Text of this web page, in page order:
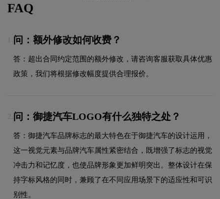
FAQ
问：额外修改如何收费？
答：超出合同约定范围的额外修改，请咨询客服获取具体优惠
政策，我们将根据修改幅度提供合理报价。
2. 问：御捷汽车LOGO有什么独特之处？
答：御捷汽车品牌标志的最大特色在于御捷汽车的设计运用，
这一视觉元素与品牌汽车属性紧密结合，既增强了标志的视觉
冲击力和记忆度，也使品牌形象更加鲜明突出。整体设计在保
持字标风格的同时，兼顾了在不同应用场景下的适应性和可识
别性。